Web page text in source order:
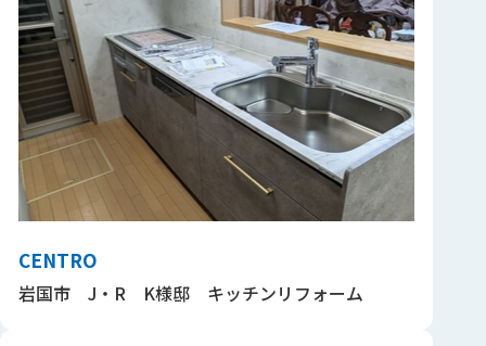
CENTRO
岩国市 J・R K様邸 キッチンリフォーム